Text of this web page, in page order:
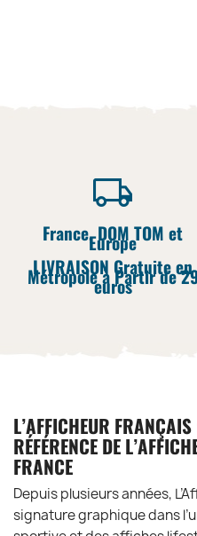
France, DOM TOM et
Europe
LIVRAISON Gratuite en
Métropole à Partir de
euros
L’AFFICHEUR
RÉFÉRENCE DE
FRANCE
Depuis plusieurs années,
signature graphique dans